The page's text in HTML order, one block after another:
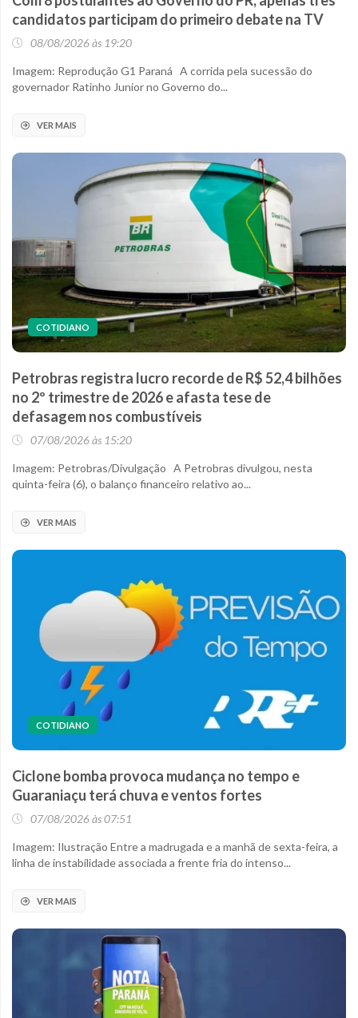
candidatos participam do primeiro debate na TV
08/08/2026 às 19:20
Imagem: Reprodução G1 Paraná A corrida pela sucessão do
governador Ratinho Junior no Governo do...
VER MAIS
COTIDIANO
Petrobras registra lucro recorde de R$ 52,4 bilhões
no 2º trimestre de 2026 e afasta tese de
defasagem nos combustíveis
07/08/2026 às 15:20
Imagem: Petrobras/Divulgação A Petrobras divulgou, nesta
quinta-feira (6), o balanço financeiro relativo ao...
VER MAIS
COTIDIANO
Ciclone bomba provoca mudança no tempo e
Guaraniaçu terá chuva e ventos fortes
07/08/2026 às 07:51
Imagem: Ilustração Entre a madrugada e a manhã de sexta-feira, a
linha de instabilidade associada a frente fria do intenso...
VER MAIS